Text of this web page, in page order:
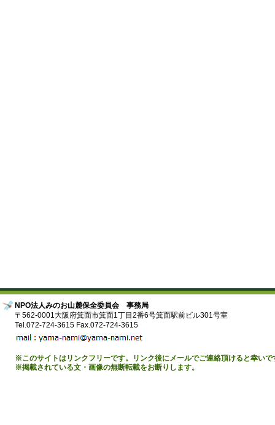
NPO法人みのお山麓保全委員会 事務局
〒562-0001大阪府箕面市箕面1丁目2番6号箕面駅前ビル301号室
Tel.072-724-3615 Fax.072-724-3615
※このサイトはリンクフリーです。リンク後にメールでご連絡頂けると幸いで
※掲載されている文・画像の無断転載をお断りします。